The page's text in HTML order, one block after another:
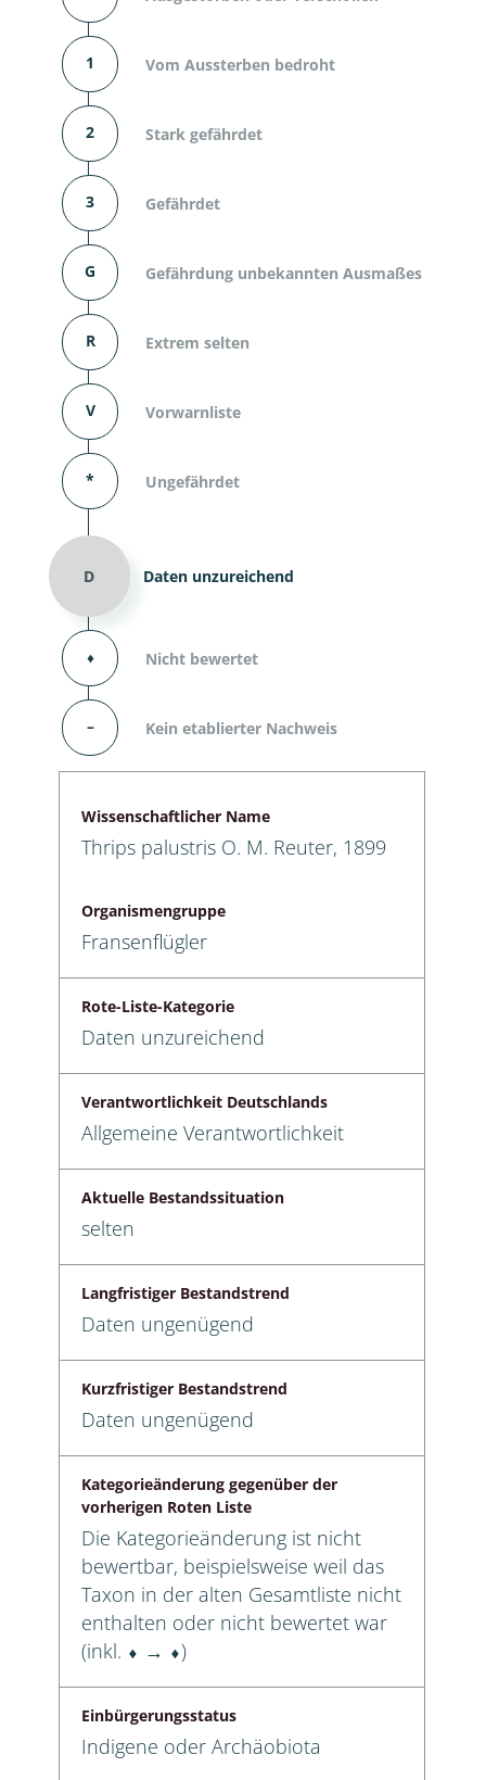
1 Vom Aussterben bedroht
2 Stark gefährdet
3 Gefährdet
G Gefährdung unbekannten Ausmaßes
R Extrem selten
V Vorwarnliste
* Ungefährdet
D Daten unzureichend
⬧ Nicht bewertet
– Kein etablierter Nachweis
Wissenschaftlicher Name
Thrips palustris O. M. Reuter, 1899
Organismengruppe
Fransenflügler
Rote-Liste-Kategorie
Daten unzureichend
Verantwortlichkeit Deutschlands
Allgemeine Verantwortlichkeit
Aktuelle Bestandssituation
selten
Langfristiger Bestandstrend
Daten ungenügend
Kurzfristiger Bestandstrend
Daten ungenügend
Kategorieänderung gegenüber der
vorherigen Roten Liste
Die Kategorieänderung ist nicht
bewertbar, beispielsweise weil das
Taxon in der alten Gesamtliste nicht
enthalten oder nicht bewertet war
(inkl. ⬧ → ⬧)
Einbürgerungsstatus
Indigene oder Archäobiota